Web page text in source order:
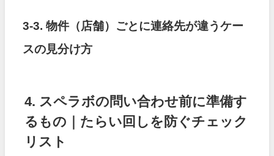
3-3. 物件（店舗）ごとに連絡先が違うケー
スの見分け方
4. スペラボの問い合わせ前に準備す
るもの｜たらい回しを防ぐチェック
リスト